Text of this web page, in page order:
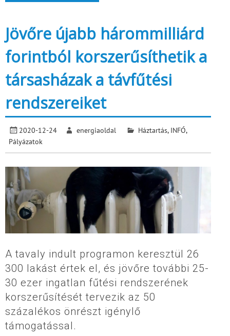
Jövőre újabb hárommilliárd
forintból korszerűsíthetik a
társasházak a távfűtési
rendszereiket
2020-12-24 energiaoldal Háztartás, INFÓ,
Pályázatok
A tavaly indult programon keresztül 26
300 lakást értek el, és jövőre további 25-
30 ezer ingatlan fűtési rendszerének
korszerűsítését tervezik az 50
százalékos önrészt igénylő
támogatással.